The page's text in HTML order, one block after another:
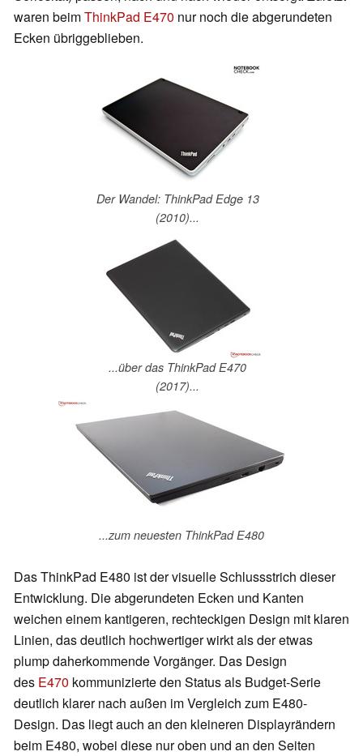
waren beimThinkPad E470 nur noch die abgerundeten
Ecken übriggeblieben.
Der Wandel: ThinkPad Edge 13
(2010)...
...über das ThinkPad E470
(2017)...
...zum neuesten ThinkPad E480
Das ThinkPad E480 ist der visuelle Schlussstrich dieser
Entwicklung. Die abgerundeten Ecken und Kanten
weichen einem kantigeren, rechteckigen Design mit klaren
Linien, das deutlich hochwertiger wirkt als der etwas
plump daherkommende Vorgänger. Das Design
des E470 kommunizierte den Status als Budget-Serie
deutlich klarer nach außen im Vergleich zum E480-
Design. Das liegt auch an den kleineren Displayrändern
beim E480, wobei diese nur oben und an den Seiten